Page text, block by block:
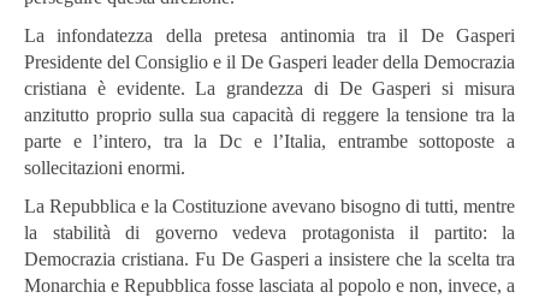
La infondatezza della pretesa antinomia tra il De Gasperi
Presidente del Consiglio e il De Gasperi leader della Democrazia
cristiana è evidente. La grandezza di De Gasperi si misura
anzitutto proprio sulla sua capacità di reggere la tensione tra la
parte e l’intero, tra la Dc e l’Italia, entrambe sottoposte a
sollecitazioni enormi.
La Repubblica e la Costituzione avevano bisogno di tutti, mentre
la stabilità di governo vedeva protagonista il partito: la
Democrazia cristiana. Fu De Gasperi a insistere che la scelta tra
Monarchia e Repubblica fosse lasciata al popolo e non, invece, a